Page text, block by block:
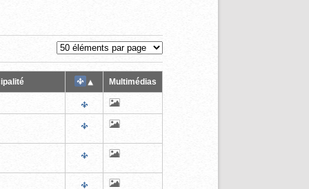
Multimédias